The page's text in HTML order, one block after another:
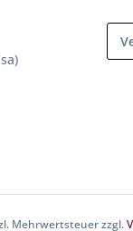
Mehrwertsteuer zzgl.